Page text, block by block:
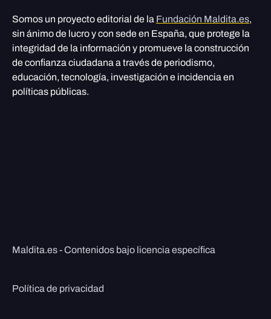
Somos un proyecto editorial de la Fundación Maldita.es,
sin ánimo de lucro y con sede en España, que protege la
integridad de la información y promueve la construcción
de confianza ciudadana a través de periodismo,
educación, tecnología, investigación e incidencia en
políticas públicas.
Maldita.es - Contenidos bajo licencia específica
Política de privacidad